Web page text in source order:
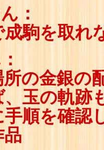
：
成駒を取れ
の金銀の
、玉の軌跡
順を確認
品